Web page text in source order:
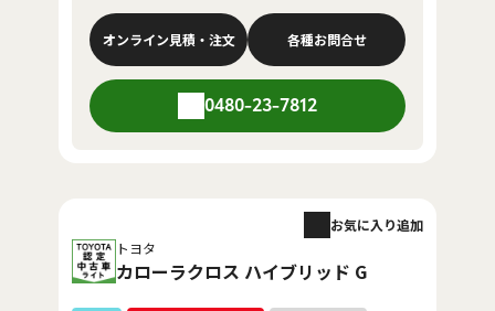
オンライン見積・注文 各種お問合せ
0480-23-7812
トヨタ
カローラクロス ハイブリッド G
お気に入り追加